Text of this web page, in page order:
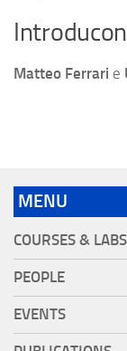
Matteo Ferrari e
MENU
COURSES & LABS
PEOPLE
EVENTS